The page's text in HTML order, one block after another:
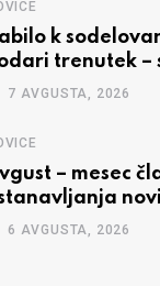
k
trenutek –
7 AVGUSTA, 2026
– mesec
6 AVGUSTA, 2026